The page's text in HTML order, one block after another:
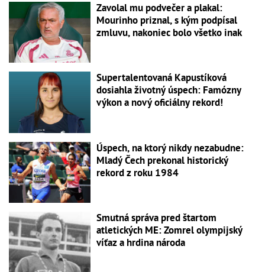
Zavolal mu podvečer a plakal:
Mourinho priznal, s kým podpísal
zmluvu, nakoniec bolo všetko inak
Supertalentovaná Kapustíková
dosiahla životný úspech: Famózny
výkon a nový oficiálny rekord!
Úspech, na ktorý nikdy nezabudne:
Mladý Čech prekonal historický
rekord z roku 1984
Smutná správa pred štartom
atletických ME: Zomrel olympijský
víťaz a hrdina národa